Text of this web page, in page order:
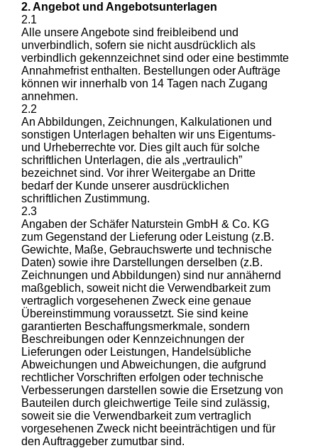
2. Angebot und Angebotsunterlagen
2.1
Alle unsere Angebote sind freibleibend und
unverbindlich, sofern sie nicht ausdrücklich als
verbindlich gekennzeichnet sind oder eine bestimmte
Annahmefrist enthalten. Bestellungen oder Aufträge
können wir innerhalb von 14 Tagen nach Zugang
annehmen.
2.2
An Abbildungen, Zeichnungen, Kalkulationen und
sonstigen Unterlagen behalten wir uns Eigentums-
und Urheberrechte vor. Dies gilt auch für solche
schriftlichen Unterlagen, die als „vertraulich”
bezeichnet sind. Vor ihrer Weitergabe an Dritte
bedarf der Kunde unserer ausdrücklichen
schriftlichen Zustimmung.
2.3
Angaben der Schäfer Naturstein GmbH & Co. KG
zum Gegenstand der Lieferung oder Leistung (z.B.
Gewichte, Maße, Gebrauchswerte und technische
Daten) sowie ihre Darstellungen derselben (z.B.
Zeichnungen und Abbildungen) sind nur annähernd
maßgeblich, soweit nicht die Verwendbarkeit zum
vertraglich vorgesehenen Zweck eine genaue
Übereinstimmung voraussetzt. Sie sind keine
garantierten Beschaffungsmerkmale, sondern
Beschreibungen oder Kennzeichnungen der
Lieferungen oder Leistungen, Handelsübliche
Abweichungen und Abweichungen, die aufgrund
rechtlicher Vorschriften erfolgen oder technische
Verbesserungen darstellen sowie die Ersetzung von
Bauteilen durch gleichwertige Teile sind zulässig,
soweit sie die Verwendbarkeit zum vertraglich
vorgesehenen Zweck nicht beeinträchtigen und für
den Auftraggeber zumutbar sind.